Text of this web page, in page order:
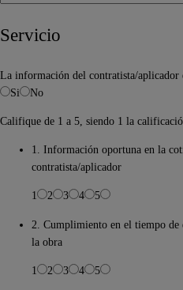
Servicio
La información del contratista/
Si
No
Califique de 1 a 5, siendo 1 la
1. Información oportuna en la
contratista/aplicador
1 2 3 4 5
2. Cumplimiento en el tiempo de
la obra
1 2 3 4 5